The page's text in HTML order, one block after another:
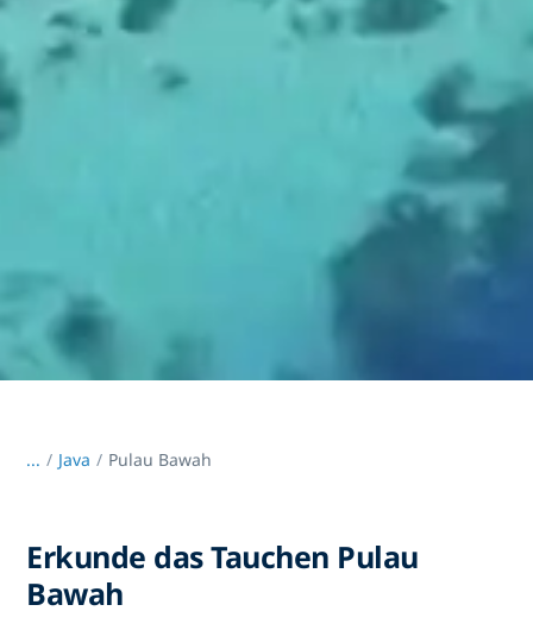
... / Java Pulau Bawah
Erkunde das Tauchen Pulau
Bawah